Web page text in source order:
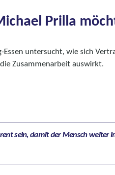
Prilla
untersucht, wie sich
die Zusammenarbeit auswirkt.
sein, damit der Mensch weiter